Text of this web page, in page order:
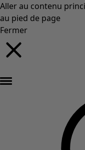
Aller au contenu
au pied de page
Fermer